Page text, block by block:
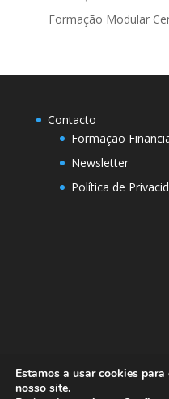
Formação Modular
Contacto
Formação
Newsletter
Política de
Estamos a usar cookies
nosso site.